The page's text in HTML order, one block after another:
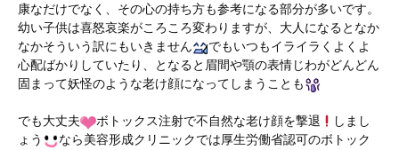
康なだけでなく、その心の持ち方も参考になる部分が多いです。
幼い子供は喜怒哀楽がころころ変わりますが、大人になるとなか
なかそういう訳にもいきません
でもいつもイライラくよくよ
心配ばかりしていたり、となると眉間や顎の表情じわがどんどん
固まって妖怪のような老け顔になってしまうことも
でも大丈夫 ボトックス注射で不自然な老け顔を撃退
しまし
ょう
なら美容形成クリニックでは厚生労働省認可のボトック